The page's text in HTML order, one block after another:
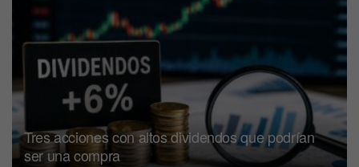
Tres acciones con altos dividendos que podrían
ser una compra